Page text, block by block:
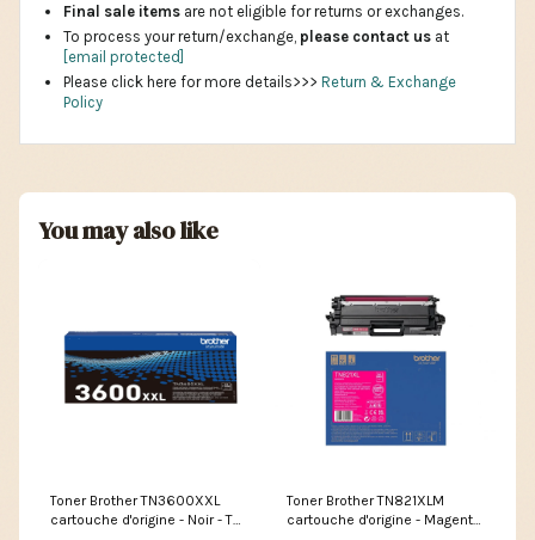
Final sale items are not eligible for returns or exchanges.
To process your return/exchange, please contact us at
[email protected]
Please click here for more details>>> Return & Exchange
Policy
You may also like
Toner Brother TN3600XXL
cartouche d'origine - Noir - TN-
Toner Brother TN821XLM
cartouche d'origine - Magenta